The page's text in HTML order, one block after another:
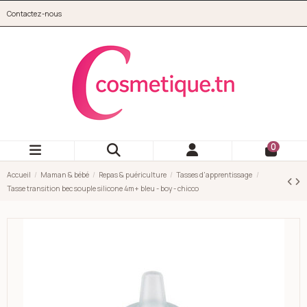
Contactez-nous
0
Accueil Maman & bébé Repas & puériculture
Tasses d'apprentissage
Tasse transition bec souple silicone 4m+ bleu - boy - chicco